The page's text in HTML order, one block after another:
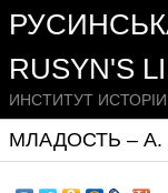
RUSYN'S
ИНСТИТУТ ИСТОРІИ
МЛАДОСТЬ – А.